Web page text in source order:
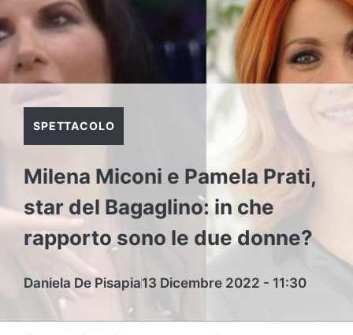
SPETTACOLO
Milena Miconi e Pamela Prati,
star del Bagaglino: in che
rapporto sono le due donne?
Daniela De Pisapia13 Dicembre 2022 - 11:30